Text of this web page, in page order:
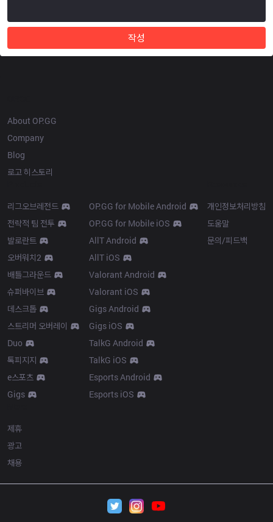
작성
About OP.GG
Company
Blog
로고 히스토리
리그오브레전드
전략적 팀 전투
발로란트
오버워치2
배틀그라운드
슈퍼바이브
데스크톱
스트리머 오버레이
Duo
톡피지지
e스포츠
Gigs
OP.GG for Mobile Android
OP.GG for Mobile iOS
AllT Android
AllT iOS
Valorant Android
Valorant iOS
Gigs Android
Gigs iOS
TalkG Android
TalkG iOS
Esports Android
Esports iOS
개인정보처리방침
도움말
문의/피드백
제휴
광고
채용